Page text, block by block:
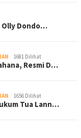
Olly Dondo…
1681 Dilihat
Resmi D…
1656 Dilihat
Tua Lann…